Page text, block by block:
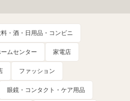
・酒・日用品・コンビニ
ムセンター 家電店
ファッション
眼鏡・コンタクト・ケア用品